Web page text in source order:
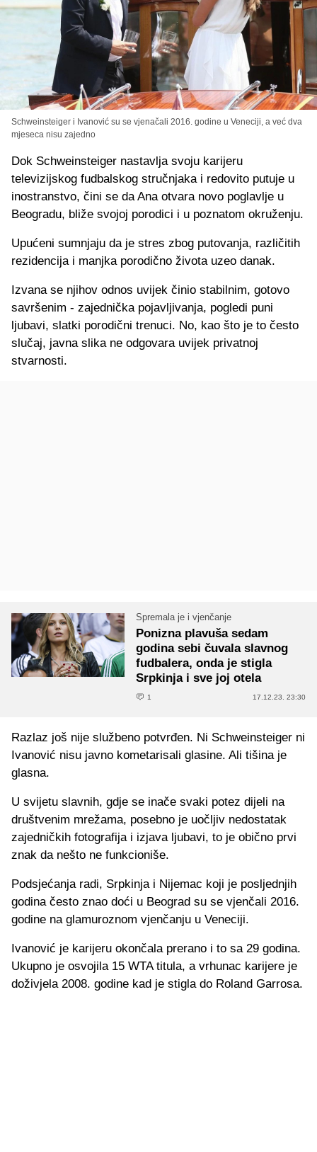
Schweinsteiger i Ivanović su se vjenačali 2016. godine u Veneciji, a već dva
mjeseca nisu zajedno
Dok Schweinsteiger nastavlja svoju karijeru
televizijskog fudbalskog stručnjaka i redovito putuje u
inostranstvo, čini se da Ana otvara novo poglavlje u
Beogradu, bliže svojoj porodici i u poznatom okruženju.
Upućeni sumnjaju da je stres zbog putovanja, različitih
rezidencija i manjka porodično života uzeo danak.
Izvana se njihov odnos uvijek činio stabilnim, gotovo
savršenim - zajednička pojavljivanja, pogledi puni
ljubavi, slatki porodični trenuci. No, kao što je to često
slučaj, javna slika ne odgovara uvijek privatnoj
stvarnosti.
Spremala je i vjenčanje
Ponizna plavuša sedam
godina sebi čuvala slavnog
fudbalera, onda je stigla
Srpkinja i sve joj otela
1 17.12.23. 23:30
Razlaz još nije službeno potvrđen. Ni Schweinsteiger ni
Ivanović nisu javno kometarisali glasine. Ali tišina je
glasna.
U svijetu slavnih, gdje se inače svaki potez dijeli na
društvenim mrežama, posebno je uočljiv nedostatak
zajedničkih fotografija i izjava ljubavi, to je obično prvi
znak da nešto ne funkcioniše.
Podsjećanja radi, Srpkinja i Nijemac koji je posljednjih
godina često znao doći u Beograd su se vjenčali 2016.
godine na glamuroznom vjenčanju u Veneciji.
Ivanović je karijeru okončala prerano i to sa 29 godina.
Ukupno je osvojila 15 WTA titula, a vrhunac karijere je
doživjela 2008. godine kad je stigla do Roland Garrosa.